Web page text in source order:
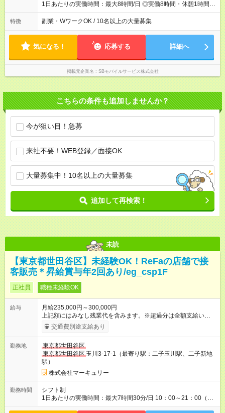
1日あたりの実働時間：最大8時間/日 ◎実働8時間・休憩1時間 ◎
残業は月平均5時間程度です
特徴 副業・WワークOK / 10名以上の大量募集
気になる！ 応募する 詳細へ
掲載元企業名 SBモバイルサービス株式会社
こちらの条件も追加しませんか？
今が狙い目！急募
来社不要！WEB登録／面接OK
大量募集中！10名以上の大量募集
追加して再検索！
未読
【東京都世田谷区】未経験OK！ReFaの店舗で接
客販売＊昇給賞与年2回あり/eg_csp1F
正社員 職種未経験OK
給与
月給235,000円～300,000円
上記額にはみなし残業代を含みます。※超過分は全額支給いたし
ます。 みなし残業代 16,432円／月 みなし残業時間 10時間／月
※能力やスキルを考慮の上、当社規程により決定します。 ーー
に1回の「年次昇給」があり、仕事での成果にあわせて昇給しま
す。特に頑張っている人は、上長の裁量でさらにプラスの昇給
となることも。努力や成長が収入につながる環境です。 【試用
期間】試用期間あり 試用期間の長さ：3ヶ月 雇用形態、給与は
本採用時と同じです。
交通費別途支給あり
勤務地
東京都世田谷区
東京都世田谷区 玉川3-17-1（最寄り駅：二子玉川駅、二子新地
駅）
株式会社マーキュリー
勤務時間
シフト制
1日あたりの実働時間：最大7時間30分/日 10：00～21：00（実
働7.5時間／休憩1時間） ■シフト例 ・10：00～18：30 ・11：